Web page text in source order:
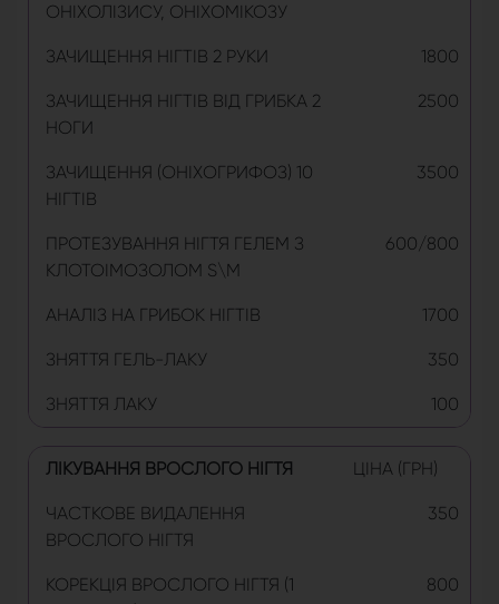
ОНІХОЛІЗИСУ, ОНІХОМІКОЗУ
ЗАЧИЩЕННЯ НІГТІВ 2 РУКИ 1800
ЗАЧИЩЕННЯ НІГТІВ ВІД ГРИБКА 2
НОГИ
2500
ЗАЧИЩЕННЯ (ОНІХОГРИФОЗ) 10
НІГТІВ
3500
ПРОТЕЗУВАННЯ НІГТЯ ГЕЛЕМ З
КЛОТОІМОЗОЛОМ S\M
600/800
АНАЛІЗ НА ГРИБОК НІГТІВ 1700
ЗНЯТТЯ ГЕЛЬ-ЛАКУ 350
ЗНЯТТЯ ЛАКУ 100
ЛІКУВАННЯ ВРОСЛОГО НІГТЯ ЦІНА (ГРН)
ЧАСТКОВЕ ВИДАЛЕННЯ
ВРОСЛОГО НІГТЯ
350
КОРЕКЦІЯ ВРОСЛОГО НІГТЯ (1
800